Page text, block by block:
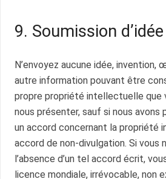
9. Soumission d’idée
N’envoyez aucune idée, invention,
autre information pouvant être
propre propriété intellectuelle que
nous présenter, sauf si nous avons
un accord concernant la propriété
accord de non-divulgation. Si vous
l’absence d’un tel accord écrit,
licence mondiale, irrévocable, non